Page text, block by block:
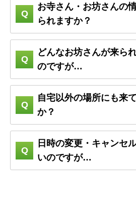
お寺さん・お坊さんの
られますか？
どんなお坊さんが来ら
のですが…
自宅以外の場所にも来
か？
日時の変更・キャンセ
いのですが…